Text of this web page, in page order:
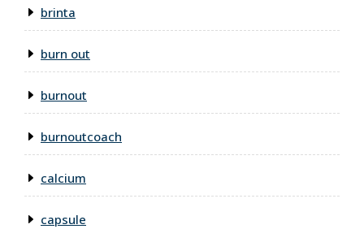
brinta
burn out
burnout
burnoutcoach
calcium
capsule